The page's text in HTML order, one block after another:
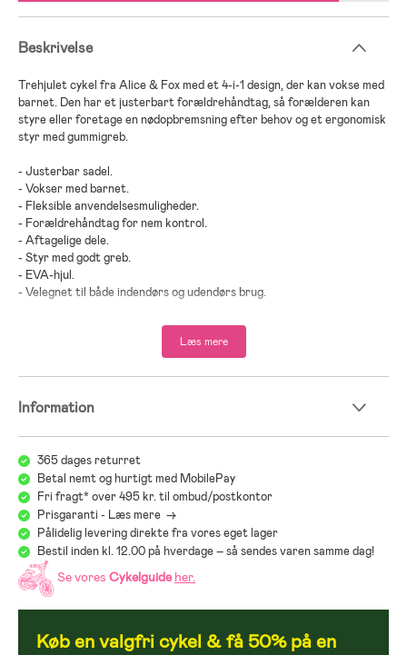
Beskrivelse
Trehjulet cykel fra Alice & Fox med et 4-i-1 design, der kan vokse med
barnet. Den har et justerbart forældrehåndtag, så forælderen kan
styre eller foretage en nødopbremsning efter behov og et ergonomisk
styr med gummigreb.
- Justerbar sadel.
- Vokser med barnet.
- Fleksible anvendelsesmuligheder.
- Forældrehåndtag for nem kontrol.
- Aftagelige dele.
- Styr med godt greb.
- EVA-hjul.
- Velegnet til både indendørs og udendørs brug.
- Stål, plastik, nylon.
Læs mere
Information
365 dages returret
Betal nemt og hurtigt med MobilePay
Fri fragt* over 495 kr. til ombud/postkontor
Prisgaranti - Læs mere ->
Pålidelig levering direkte fra vores eget lager
Bestil inden kl. 12.00 på hverdage – så sendes varen samme dag!
Se vores Cykelguide her.
Køb en valgfri cykel & få 50% på en